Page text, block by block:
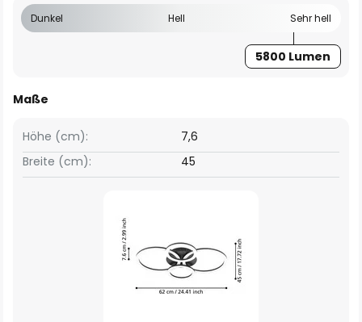
Dunkel Hell Sehr hell
5800 Lumen
Maße
Breite (cm): 45
Höhe (cm): 7,6